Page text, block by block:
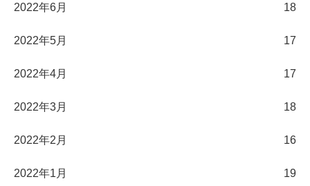
2022年6月 18
2022年5月 17
2022年4月 17
2022年3月 18
2022年2月 16
2022年1月 19